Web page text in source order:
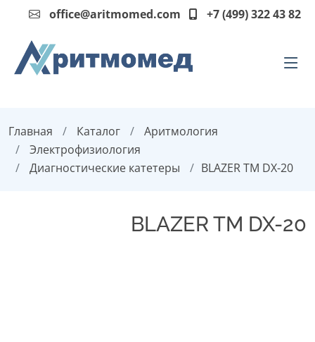
office@aritmomed.com +7 (499) 322 43 82
Главная Каталог
Аритмология
Электрофизиология
Диагностические катетеры
BLAZER TM DX-20
BLAZER TM DX-20